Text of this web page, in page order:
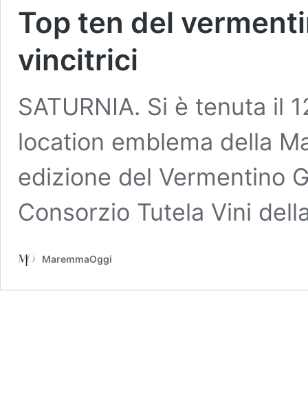
Top ten del
vincitrici
SATURNIA. Si è tenuta il
location emblema della
edizione del Vermentino
Consorzio Tutela Vini
MaremmaOggi